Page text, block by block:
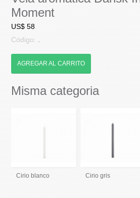
Moment
US$ 58
Código:
AGREGAR AL CARRITO
Misma categoria
Cirio blanco Cirio gris